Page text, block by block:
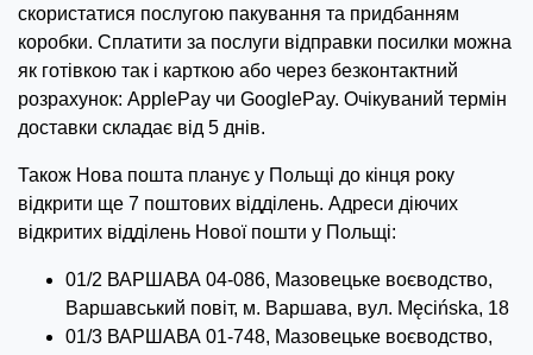
скористатися послугою пакування та придбанням
коробки. Сплатити за послуги відправки посилки можна
як готівкою так і карткою або через безконтактний
розрахунок: ApplePay чи GooglePay. Очікуваний термін
доставки складає від 5 днів.
Також Нова пошта планує у Польщі до кінця року
відкрити ще 7 поштових відділень. Адреси діючих
відкритих відділень Нової пошти у Польщі:
01/2 ВАРШАВА 04-086, Мазовецьке воєводство,
Варшавський повіт, м. Варшава, вул. Męcińska, 18
01/3 ВАРШАВА 01-748, Мазовецьке воєводство,